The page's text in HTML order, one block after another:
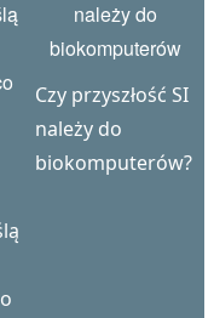
Czy przyszłość SI
należy do
biokomputerów?